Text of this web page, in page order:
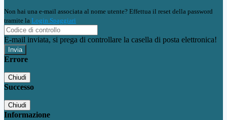
Non hai una e-mail associata al nome utente? Effettua il reset della password
tramite la Login Spaggiari
E-mail inviata, si prega di controllare la casella di posta elettronica!
Errore
Chiudi
Successo
Chiudi
Informazione